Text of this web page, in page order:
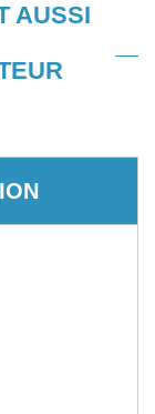
AUSSI